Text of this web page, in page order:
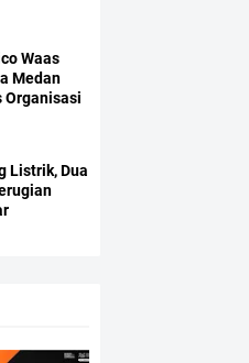
Waas
Medan
Organisasi
Listrik, Dua